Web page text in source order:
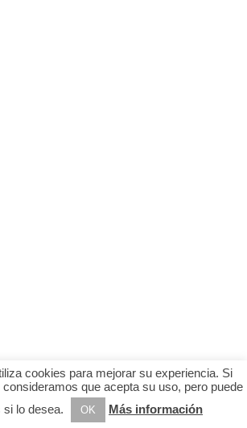
cookies para mejorar su experiencia. Si
que acepta su uso, pero puede
lo desea.
OK Más información